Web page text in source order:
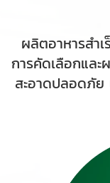
ผลิตอาหารสำ
การคัดเลือกแล
สะอาดปลอดภัย